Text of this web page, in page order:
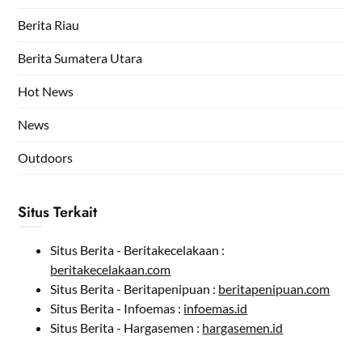
Berita Riau
Berita Sumatera Utara
Hot News
News
Outdoors
Situs Terkait
Situs Berita - Beritakecelakaan :
beritakecelakaan.com
Situs Berita - Beritapenipuan : beritapenipuan.com
Situs Berita - Infoemas : infoemas.id
Situs Berita - Hargasemen : hargasemen.id